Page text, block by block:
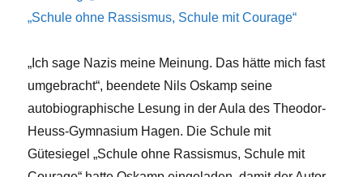
„Ich sage Nazis meine Meinung. Das hätte mich fast
umgebracht“, beendete Nils Oskamp seine
autobiographische Lesung in der Aula des Theodor-
Heuss-Gymnasium Hagen. Die Schule mit
Gütesiegel „Schule ohne Rassismus, Schule mit